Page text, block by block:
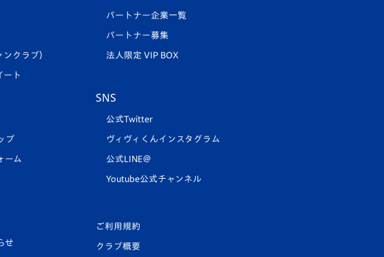
クラブ）
ート
プ
ーム
せ
パートナー企業一覧
パートナー募集
法人限定 VIP BOX
SNS
公式Twitter
ヴィヴィくんインスタグラム
公式LINE＠
Youtube公式チャンネル
ご利用規約
クラブ概要